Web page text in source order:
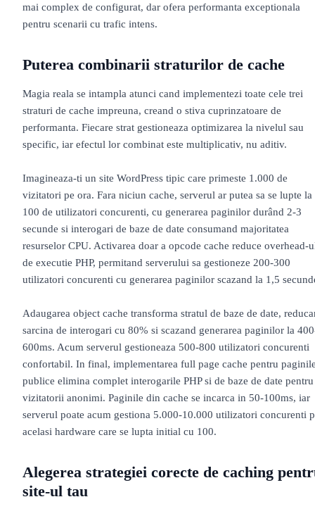
mai complex de configurat, dar ofera performanta exceptionala
pentru scenarii cu trafic intens.
Puterea combinarii straturilor de cache
Magia reala se intampla atunci cand implementezi toate cele trei
straturi de cache impreuna, creand o stiva cuprinzatoare de
performanta. Fiecare strat gestioneaza optimizarea la nivelul sau
specific, iar efectul lor combinat este multiplicativ, nu aditiv.
Imagineaza-ti un site WordPress tipic care primeste 1.000 de
vizitatori pe ora. Fara niciun cache, serverul ar putea sa se lupte la
100 de utilizatori concurenti, cu generarea paginilor durând 2-3
secunde si interogari de baze de date consumand majoritatea
resurselor CPU. Activarea doar a opcode cache reduce overhead-
de executie PHP, permitand serverului sa gestioneze 200-300
utilizatori concurenti cu generarea paginilor scazand la 1,5
Adaugarea object cache transforma stratul de baze de date,
sarcina de interogari cu 80% si scazand generarea paginilor la
600ms. Acum serverul gestioneaza 500-800 utilizatori concurenti
confortabil. In final, implementarea full page cache pentru
publice elimina complet interogarile PHP si de baze de date pentru
vizitatorii anonimi. Paginile din cache se incarca in 50-100ms, iar
serverul poate acum gestiona 5.000-10.000 utilizatori concurenti
acelasi hardware care se lupta initial cu 100.
Alegerea strategiei corecte de caching
site-ul tau